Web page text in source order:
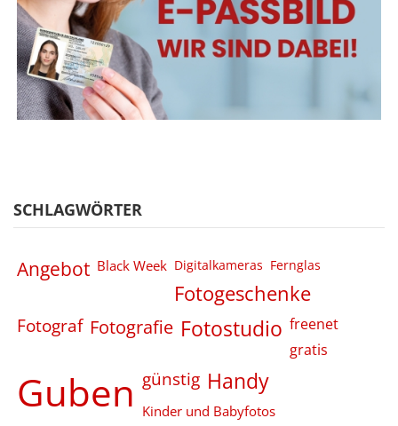
SCHLAGWÖRTER
Angebot Black Week Digitalkameras Fernglas
Fotogeschenke
Fotograf Fotografie Fotostudio freenet
gratis
Guben günstig Handy
Kinder und Babyfotos